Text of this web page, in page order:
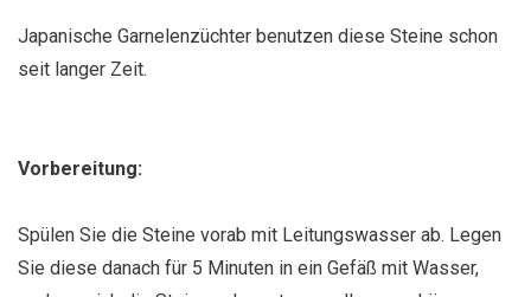
Japanische Garnelenzüchter benutzen diese Steine schon
seit langer Zeit.
Vorbereitung:
Spülen Sie die Steine vorab mit Leitungswasser ab. Legen
Sie diese danach für 5 Minuten in ein Gefäß mit Wasser,